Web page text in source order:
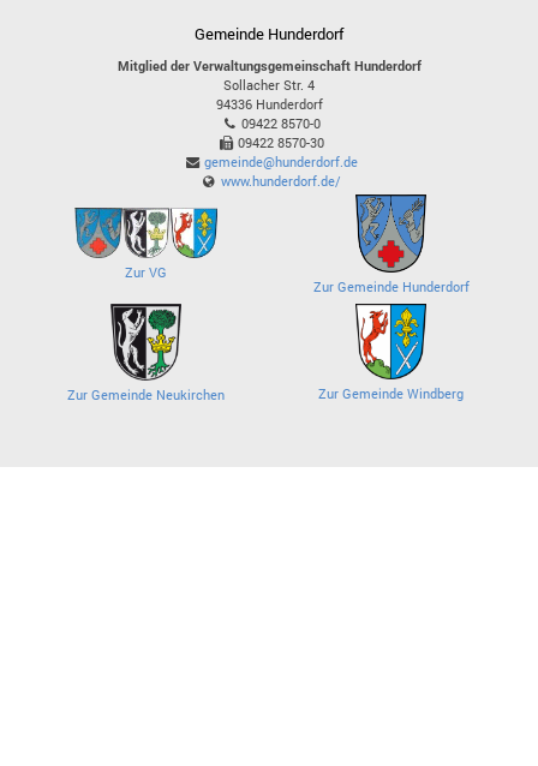
Gemeinde Hunderdorf
Mitglied der Verwaltungsgemeinschaft Hunderdorf
Sollacher Str. 4
94336 Hunderdorf
09422 8570-0
09422 8570-30
gemeinde@hunderdorf.de
www.hunderdorf.de/
Zur VG
Zur Gemeinde Hunderdorf
Zur Gemeinde Neukirchen Zur Gemeinde Windberg